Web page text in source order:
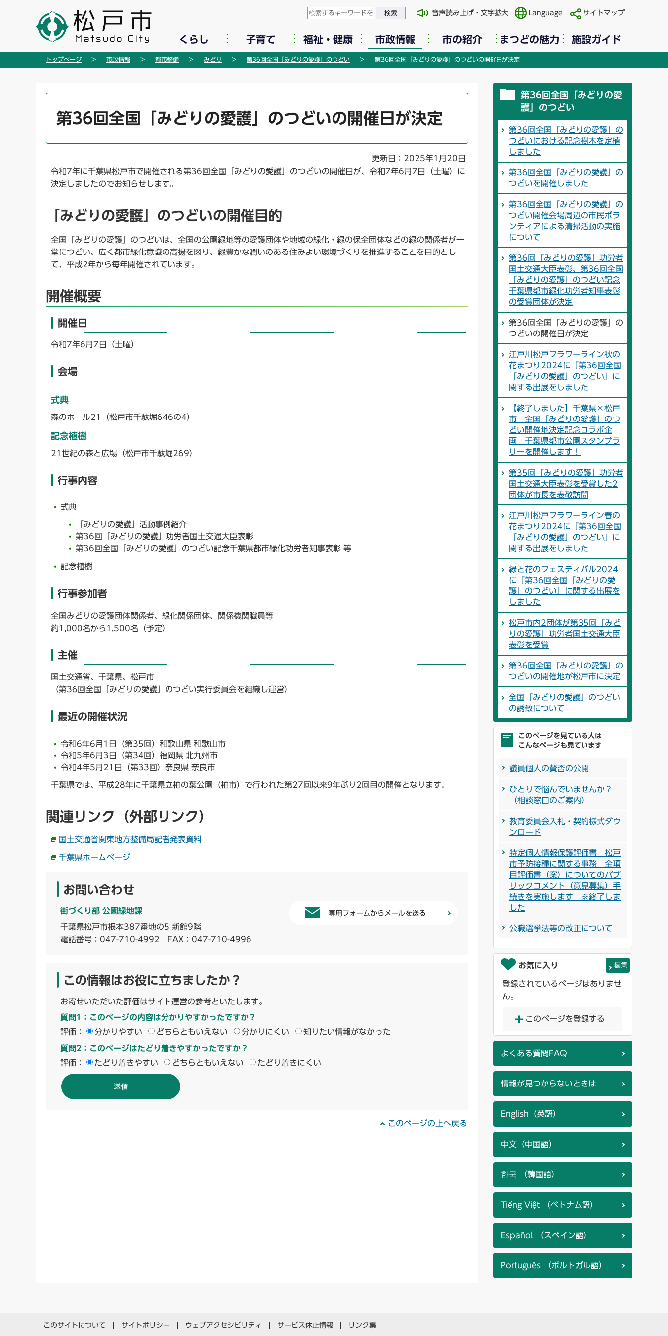
の
このページの本文へ移動
音声読み上げ・文字拡大 Language サイトマップ
くらし 子育て 福祉・健康 市政情報 市の紹介 まつどの魅力 施設ガイド
トップページ 市政情報 都市整備 みどり 第36回全国「みどりの愛護」のつどい 第36回全国「みどりの愛護」のつどいの開催日が決定
第36回全国「みどりの愛護」のつどいの開催日が決定
更新日：2025年1月20日
令和7年に千葉県松戸市で開催される第36回全国「みどりの愛護」のつどいの開催日が、令和7年6月7日（土曜）に
決定しましたのでお知らせします。
「みどりの愛護」のつどいの開催目的
全国「みどりの愛護」のつどいは、全国の公園緑地等の愛護団体や地域の緑化・緑の保全団体などの緑の関係者が一
堂につどい、広く都市緑化意識の高揚を図り、緑豊かな潤いのある住みよい環境づくりを推進することを目的とし
て、平成2年から毎年開催されています。
開催概要
開催日
令和7年6月7日（土曜）
会場
式典
森のホール21（松戸市千駄堀646の4）
記念植樹
21世紀の森と広場（松戸市千駄堀269）
行事内容
式典
「みどりの愛護」活動事例紹介
第36回「みどりの愛護」功労者国土交通大臣表彰
第36回全国「みどりの愛護」のつどい記念千葉県都市緑化功労者知事表彰 等
記念植樹
行事参加者
全国みどりの愛護団体関係者、緑化関係団体、関係機関職員等
約1,000名から1,500名（予定）
主催
国土交通省、千葉県、松戸市
（第36回全国「みどりの愛護」のつどい実行委員会を組織し運営）
最近の開催状況
令和6年6月1日（第35回）和歌山県 和歌山市
令和5年6月3日（第34回）福岡県 北九州市
令和4年5月21日（第33回）奈良県 奈良市
千葉県では、平成28年に千葉県立柏の葉公園（柏市）で行われた第27回以来9年ぶり2回目の開催となります。
関連リンク（外部リンク）
国土交通省関東地方整備局記者発表資料
千葉県ホームページ
お問い合わせ
街づくり部 公園緑地課
千葉県松戸市根本387番地の5 新館9階
電話番号： 047-710-4992 FAX：047-710-4996
専用フォームからメールを送る
この情報はお役に立ちましたか？
お寄せいただいた評価はサイト運営の参考といたします。
質問1：このページの内容は分かりやすかったですか？
評価：
分かりやすい どちらともいえない 分かりにくい 知りたい情報がなかった
質問2：このページはたどり着きやすかったですか？
評価：
たどり着きやすい どちらともいえない たどり着きにくい
このページの上へ戻る
第36回全国「みどりの愛
護」のつどい
第36回全国「みどりの愛護」の
つどいにおける記念樹木を定植
しました
第36回全国「みどりの愛護」の
つどいを開催しました
第36回全国「みどりの愛護」の
つどい開催会場周辺の市民ボラ
ンティアによる清掃活動の実施
について
第36回「みどりの愛護」功労者
国土交通大臣表彰、第36回全国
「みどりの愛護」のつどい記念
千葉県都市緑化功労者知事表彰
の受賞団体が決定
第36回全国「みどりの愛護」の
つどいの開催日が決定
江戸川松戸フラワーライン秋の
花まつり2024に『第36回全国
「みどりの愛護」のつどい』に
関する出展をしました
【終了しました】千葉県×松戸
市 全国「みどりの愛護」のつ
どい開催地決定記念コラボ企
画 千葉県都市公園スタンプラ
リーを開催します！
第35回「みどりの愛護」功労者
国土交通大臣表彰を受賞した2
団体が市長を表敬訪問
江戸川松戸フラワーライン春の
花まつり2024に『第36回全国
「みどりの愛護」のつどい』に
関する出展をしました
緑と花のフェスティバル2024
に『第36回全国「みどりの愛
護」のつどい』に関する出展を
しました
松戸市内2団体が第35回「みど
りの愛護」功労者国土交通大臣
表彰を受賞
第36回全国「みどりの愛護」の
つどいの開催地が松戸市に決定
全国「みどりの愛護」のつどい
の誘致について
このページを見ている人は
こんなページも見ています
議員個人の賛否の公開
ひとりで悩んでいませんか？
（相談窓口のご案内）
教育委員会入札・契約様式ダウ
ンロード
特定個人情報保護評価書 松戸
市予防接種に関する事務 全項
目評価書（案）についてのパブ
リックコメント（意見募集）手
続きを実施します ※終了しま
した
公職選挙法等の改正について
お気に入り 編集
登録されているページはありませ
ん。
このページを登録する
よくある質問FAQ
情報が見つからないときは
English（英語）
中文（中国語）
한국 （韓国語）
Tiếng Việt （ベトナム語）
Español （スペイン語）
Português （ポルトガル語）
このサイトについて サイトポリシー ウェブアクセシビリティ サービス休止情報 リンク集